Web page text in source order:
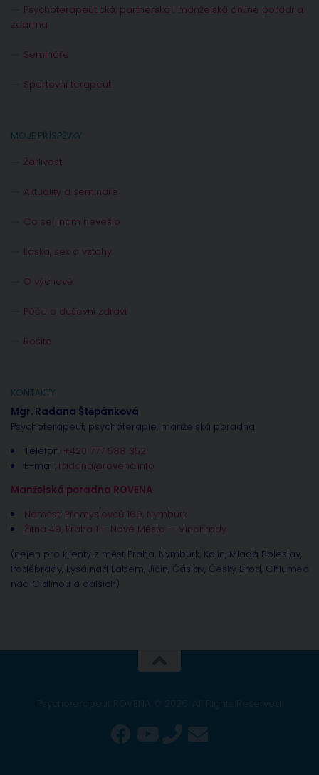
Psychoterapeutická, partnerská i manželská online poradna
zdarma
Semináře
Sportovní terapeut
MOJE PŘÍSPĚVKY
Žárlivost
Aktuality a semináře
Co se jinam nevešlo
Láska, sex a vztahy
O výchově
Péče o duševní zdraví
Řešíte
KONTAKTY
Mgr. Radana Štěpánková
Psychoterapeut, psychoterapie, manželská poradna
Telefon: +420 777 588 352
E-mail: radana@rovena.info
Manželská poradna ROVENA
Náměstí Přemyslovců 169, Nymburk
Žitná 49, Praha 1 – Nové Město — Vinohrady
(nejen pro klienty z měst Praha, Nymburk, Kolín, Mladá Boleslav,
Poděbrady, Lysá nad Labem, Jíčín, Čáslav, Český Brod, Chlumec
nad Cidlinou a dalších)